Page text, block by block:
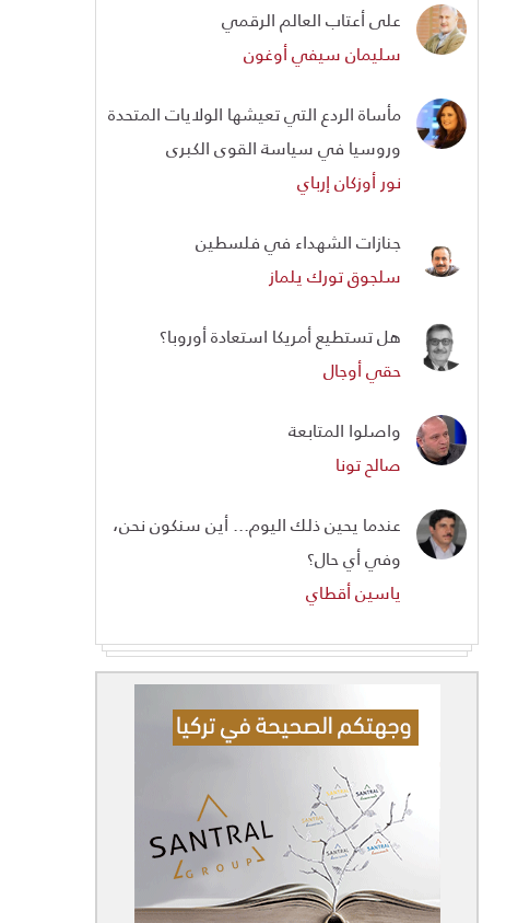
على أعتاب العالم الرقمي
سليمان سيفي أوغون
مأساة الردع التي تعيشها الولايات المتحدة
وروسيا في سياسة القوى الكبرى
نور أوزكان إرباي
جنازات الشهداء في فلسطين
سلجوق تورك يلماز
هل تستطيع أمريكا استعادة أوروبا؟
حقي أوجال
واصلوا المتابعة
صالح تونا
عندما يحين ذلك اليوم... أين سنكون نحن،
وفي أي حال؟
ياسين أقطاي